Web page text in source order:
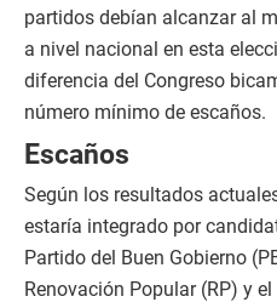
partidos debían alcanzar al
a nivel nacional en esta
diferencia del Congreso
número mínimo de escaños.
Escaños
Según los resultados
estaría integrado por
Partido del Buen Gobierno
Renovación Popular (RP) y